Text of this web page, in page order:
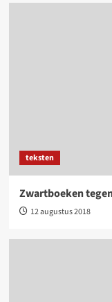
teksten
Zwartboeken
12 augustus 2018